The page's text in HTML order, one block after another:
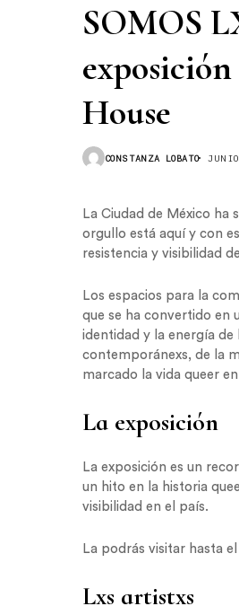
SOMOS
House
CONSTANZA LOBATO
La Ciudad de México ha
orgullo está aquí y con
resistencia y visibilidad
Los espacios para la
que se ha convertido en
identidad y la energía
contemporánexs, de la
marcado la vida queer
La exposición
La exposición es un
un hito en la historia
visibilidad en el país.
La podrás visitar hasta
Lxs artistxs